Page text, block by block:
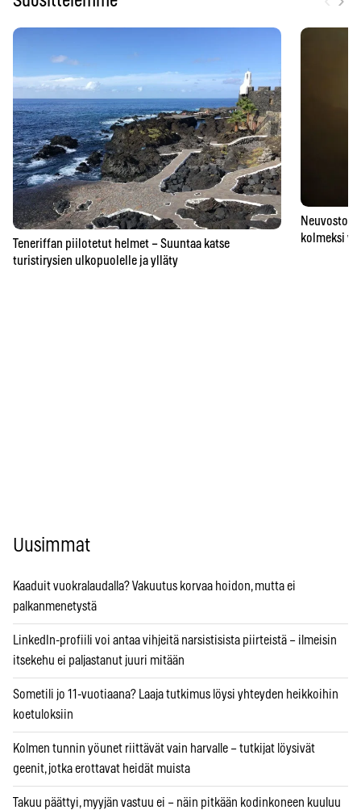
Teneriffan piilotetut helmet – Suuntaa katse
turistirysien ulkopuolelle ja ylläty
kolmeksi
Uusimmat
Kaaduit vuokralaudalla? Vakuutus korvaa hoidon, mutta ei
palkanmenetystä
LinkedIn-profiili voi antaa vihjeitä narsistisista piirteistä – ilmeisin
itsekehu ei paljastanut juuri mitään
Sometili jo 11-vuotiaana? Laaja tutkimus löysi yhteyden heikkoihin
koetuloksiin
Kolmen tunnin yöunet riittävät vain harvalle – tutkijat löysivät
geenit, jotka erottavat heidät muista
Takuu päättyi, myyjän vastuu ei – näin pitkään kodinkoneen kuuluu